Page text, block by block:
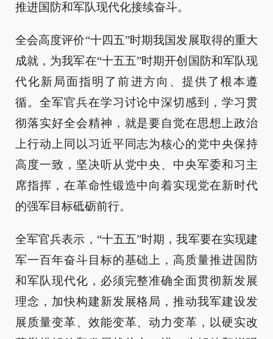
推进国防和军队现代化接续奋斗。
全会高度评价“十四五”时期我国发展取得的重大
成就，为我军在“十五五”时期开创国防和军队现
代化新局面指明了前进方向、提供了根本遵
循。全军官兵在学习讨论中深切感到，学习贯
彻落实好全会精神，就是要自觉在思想上政治
上行动上同以习近平同志为核心的党中央保持
高度一致，坚决听从党中央、中央军委和习主
席指挥，在革命性锻造中向着实现党在新时代
的强军目标砥砺前行。
全军官兵表示，“十五五”时期，我军要在实现建
军一百年奋斗目标的基础上，高质量推进国防
和军队现代化，必须完整准确全面贯彻新发展
理念，加快构建新发展格局，推动我军建设发
展质量变革、效能变革、动力变革，以硬实改